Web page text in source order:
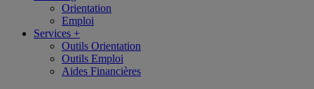
Orientation
Emploi
Services +
Outils Orientation
Outils Emploi
Aides Financières